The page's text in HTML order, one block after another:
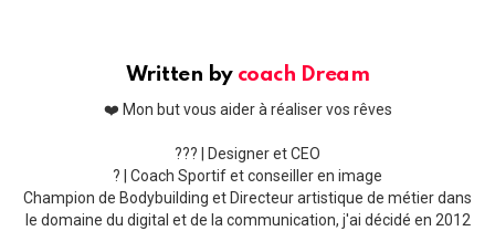
Written by coach Dream
❤️ Mon but vous aider à réaliser vos rêves
??‍? | Designer et CEO
? | Coach Sportif et conseiller en image
Champion de Bodybuilding et Directeur artistique de métier dans
le domaine du digital et de la communication, j'ai décidé en 2012